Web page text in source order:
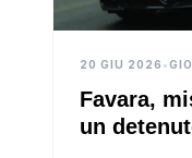
20 GIU 2026 •
Favara,
un